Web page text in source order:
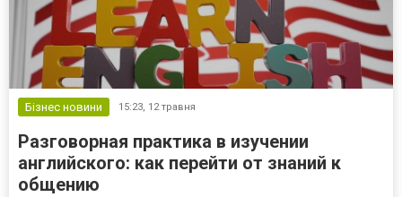
Бізнес новини 15:23, 12 травня
Разговорная практика в изучении
английского: как перейти от знаний к
общению